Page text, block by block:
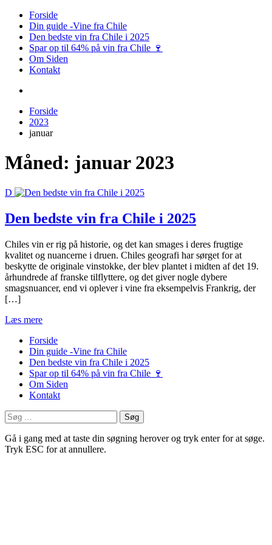
Videre
indhold
Chile Vin – Alt om vin fra Chile
Din vinguide med fokus på Chilensk vin
Forside
Din guide -Vine fra Chile
Den bedste vin fra Chile i 2025
Spar op til 64% på vin fra Chile 🍷
Om Siden
Kontakt
Forside
2023
januar
Måned: januar 2023
D
Den bedste vin fra Chile i 2025
Chiles vin er rig på historie, og det kan smages i deres frugtige
kvalitet og nuancerne i druen. Chiles geografi har sørget for at
beskytte de originale vinstokke, der blev plantet i midten af det 19.
århundrede af franske tilflyttere, og det giver nogle dybere
smagsnuancer, end vi oplever i vine fra eksempelvis Frankrig, der
[…]
Læs mere
Forside
Din guide -Vine fra Chile
Den bedste vin fra Chile i 2025
Spar op til 64% på vin fra Chile 🍷
Om Siden
Kontakt
Søg
efter:
Gå i gang med at taste din søgning herover og tryk enter for at søge.
Tryk ESC for at annullere.